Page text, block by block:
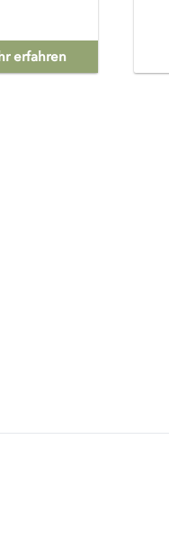
erfahren